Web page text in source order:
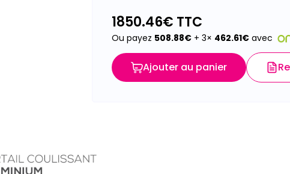
1850.46€ TTC
Ou payez 508.88€+ 3× 462.61€ avec
Ajouter au panier